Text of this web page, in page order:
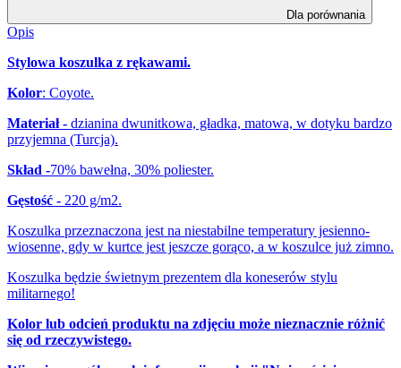
Dla porównania
Opis
Stylowa koszulka z rękawami.
Kolor: Coyote.
Materiał - dzianina dwunitkowa, gładka, matowa, w dotyku bardzo
przyjemna (Turcja).
Skład -70% bawełna, 30% poliester.
Gęstość - 220 g/m2.
Koszulka przeznaczona jest na niestabilne temperatury jesienno-
wiosenne, gdy w kurtce jest jeszcze gorąco, a w koszulce już zimno.
Koszulka będzie świetnym prezentem dla koneserów stylu
militarnego!
Kolor lub odcień produktu na zdjęciu może nieznacznie różnić
się od rzeczywistego.